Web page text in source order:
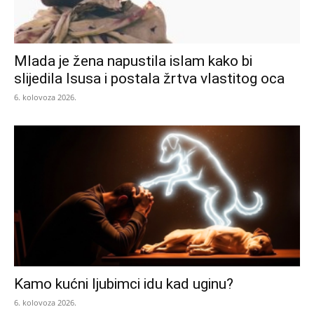
Mlada je žena napustila islam kako bi
slijedila Isusa i postala žrtva vlastitog oca
6. kolovoza 2026.
Kamo kućni ljubimci idu kad uginu?
6. kolovoza 2026.